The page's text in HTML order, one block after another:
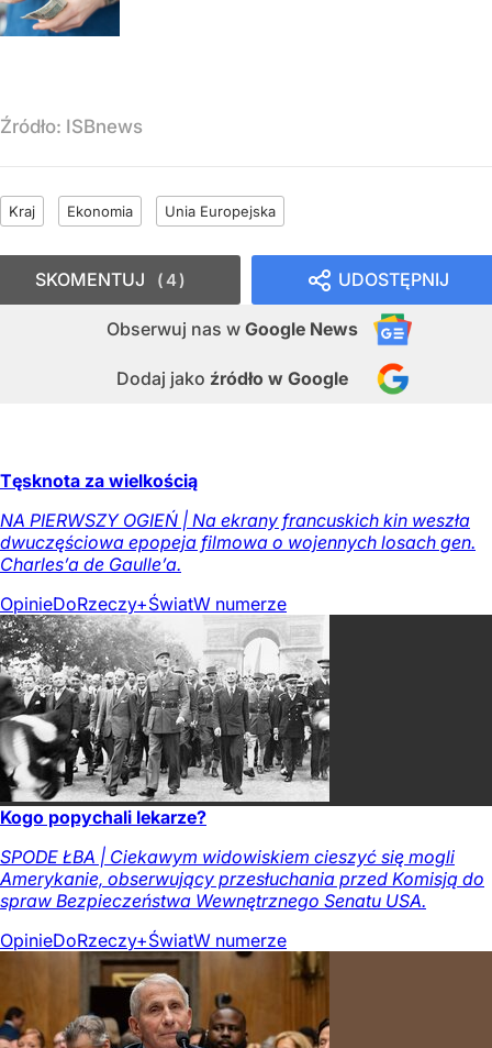
Źródło: ISBnews
Kraj Ekonomia Unia Europejska
UDOSTĘPNIJ
Obserwuj nas w Google News
Dodaj jako źródło w Google
SKOMENTUJ 4
Tęsknota za wielkością
NA PIERWSZY OGIEŃ | Na ekrany francuskich kin weszła
dwuczęściowa epopeja filmowa o wojennych losach gen.
Charles’a de Gaulle’a.
OpinieDoRzeczy+ŚwiatW numerze
Kogo popychali lekarze?
SPODE ŁBA | Ciekawym widowiskiem cieszyć się mogli
Amerykanie, obserwujący przesłuchania przed Komisją do
spraw Bezpieczeństwa Wewnętrznego Senatu USA.
OpinieDoRzeczy+ŚwiatW numerze